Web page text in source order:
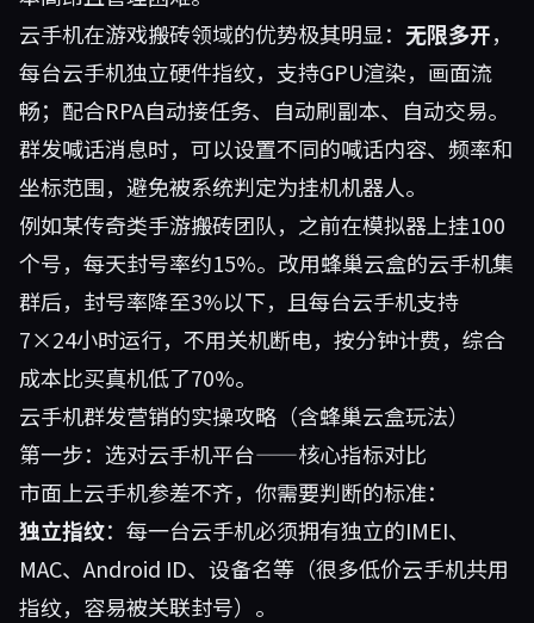
云手机在游戏搬砖领域的优势极其明显： 无限多开，
每台云手机独立硬件指纹，支持GPU渲染，画面流
畅；配合RPA自动接任务、自动刷副本、自动交易。
群发喊话消息时，可以设置不同的喊话内容、频率和
坐标范围，避免被系统判定为挂机机器人。
例如某传奇类手游搬砖团队，之前在模拟器上挂100
个号，每天封号率约15%。改用蜂巢云盒的云手机集
群后，封号率降至3%以下，且每台云手机支持
7×24小时运行，不用关机断电，按分钟计费，综合
成本比买真机低了70%。
云手机群发营销的实操攻略（含蜂巢云盒玩法）
第一步：选对云手机平台——核心指标对比
市面上云手机参差不齐，你需要判断的标准：
独立指纹：每一台云手机必须拥有独立的IMEI、
MAC、Android ID、设备名等（很多低价云手机共用
指纹，容易被关联封号）。